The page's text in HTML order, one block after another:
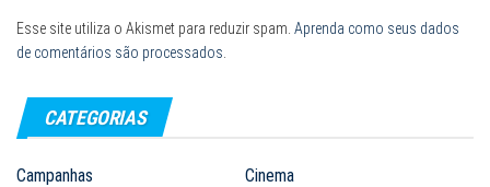
Esse site utiliza o Akismet para reduzir spam. Aprenda como seus dados
de comentários são processados
CATEGORIAS
Campanhas
Cinema